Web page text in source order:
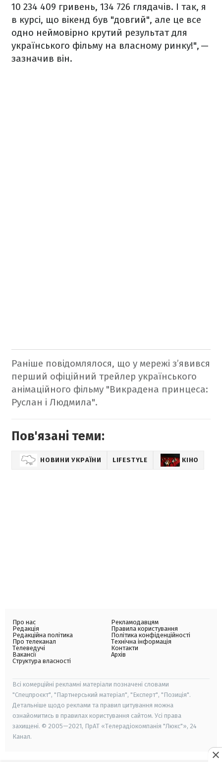
10 234 409 гривень, 134 726 глядачів. І так, я
в курсі, що вікенд був "довгий", але це все
одно неймовірно крутий результат для
українського фільму на власному ринку!", —
зазначив він.
Раніше повідомлялося, що у мережі з’явився
перший офіційний трейлер українського
анімаційного фільму "Викрадена принцеса:
Руслан і Людмила".
Пов'язані теми:
НОВИНИ УКРАЇНИ LIFESTYLE КІНО
Про нас
Редакція
Редакційна політика
Про телеканал
Телеведучі
Вакансії
Структура власності
Рекламодавцям
Правила користування
Політика конфіденційності
Технічна інформація
Контакти
Архів
Всі комерційні рекламні матеріали позначені словами
"Спецпроєкт", "Партнерський матеріал", "Експерт", "Позиція".
Детальніше щодо реклами та правил цитування можна
ознайомитись в правилах користування сайтом. Усі права
захищені. © 2005—2021, ПрАТ «Телерадіокомпанія "Люкс"», 24
Канал.